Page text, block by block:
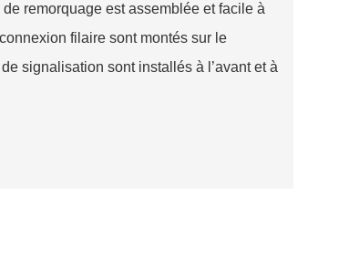
remorquage est assemblée et facile à
filaire sont montés sur le
signalisation sont installés à l’avant et à